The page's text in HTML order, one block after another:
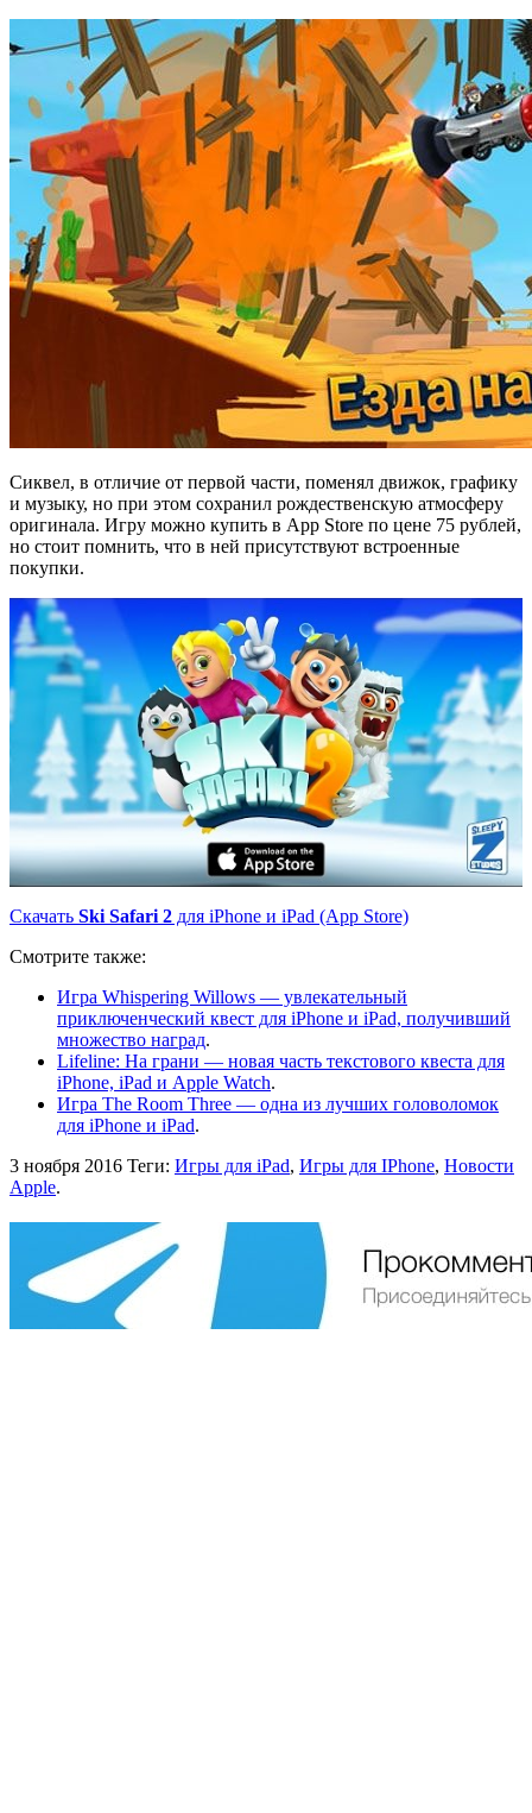
Сиквел, в отличие от первой части, поменял движок, графику
и музыку, но при этом сохранил рождественскую атмосферу
оригинала. Игру можно купить в App Store по цене 75 рублей,
но стоит помнить, что в ней присутствуют встроенные
покупки.
Скачать Ski Safari 2 для iPhone и iPad (App Store)
Смотрите также:
Игра Whispering Willows — увлекательный
приключенческий квест для iPhone и iPad, получивший
множество наград.
Lifeline: На грани — новая часть текстового квеста для
iPhone, iPad и Apple Watch.
Игра The Room Three — одна из лучших головоломок
для iPhone и iPad.
3 ноября 2016 Теги: Игры для iPad, Игры для IPhone, Новости
Apple.